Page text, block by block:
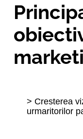
> Cresterea
urmaritorilor